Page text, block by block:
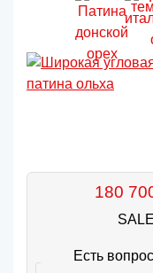
180
Есть